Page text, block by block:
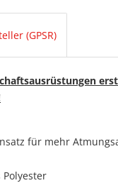
(GPSR)
für mehr
Polyester